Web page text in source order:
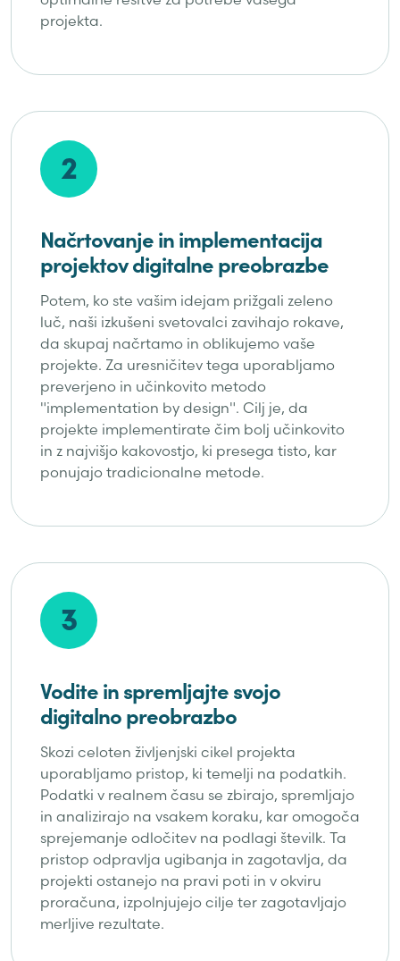
projekta.
2
Načrtovanje in implementacija
projektov digitalne preobrazbe
Potem, ko ste vašim idejam prižgali zeleno
luč, naši izkušeni svetovalci zavihajo rokave,
da skupaj načrtamo in oblikujemo vaše
projekte. Za uresničitev tega uporabljamo
preverjeno in učinkovito metodo
"implementation by design". Cilj je, da
projekte implementirate čim bolj učinkovito
in z najvišjo kakovostjo, ki presega tisto, kar
ponujajo tradicionalne metode.
3
Vodite in spremljajte svojo
digitalno preobrazbo
Skozi celoten življenjski cikel projekta
uporabljamo pristop, ki temelji na podatkih.
Podatki v realnem času se zbirajo, spremljajo
in analizirajo na vsakem koraku, kar omogoča
sprejemanje odločitev na podlagi številk. Ta
pristop odpravlja ugibanja in zagotavlja, da
projekti ostanejo na pravi poti in v okviru
proračuna, izpolnjujejo cilje ter zagotavljajo
merljive rezultate.